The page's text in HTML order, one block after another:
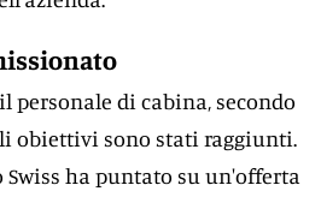
personale di cabina, secondo
obiettivi sono stati raggiunti.
Swiss ha puntato su un'offerta